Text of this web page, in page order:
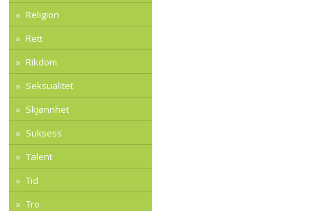
Religion
Rett
Rikdom
Seksualitet
Skjønnhet
Suksess
Talent
Tid
Tro